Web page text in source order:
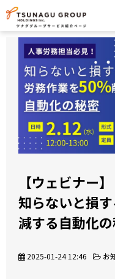
イ
【ウェビナー
知らないと損
減する自動化の
2025-01-24 12:46 お